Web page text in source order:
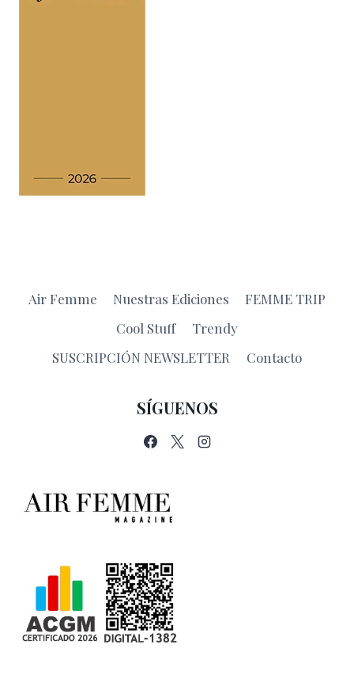
Air Femme Nuestras Ediciones
FEMME TRIP
Cool Stuff
Trendy
SUSCRIPCIÓN NEWSLETTER
Contacto
SÍGUENOS